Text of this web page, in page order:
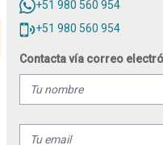
+51 980 560 954
+51 980 560 954
Contacta vía correo